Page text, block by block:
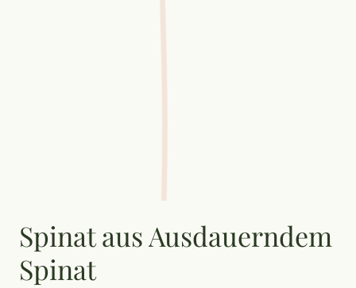
Spinat aus Ausdauerndem
Spinat